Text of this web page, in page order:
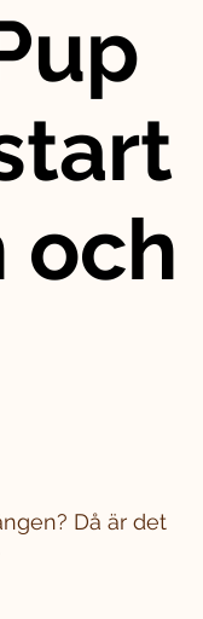
och
Då är det